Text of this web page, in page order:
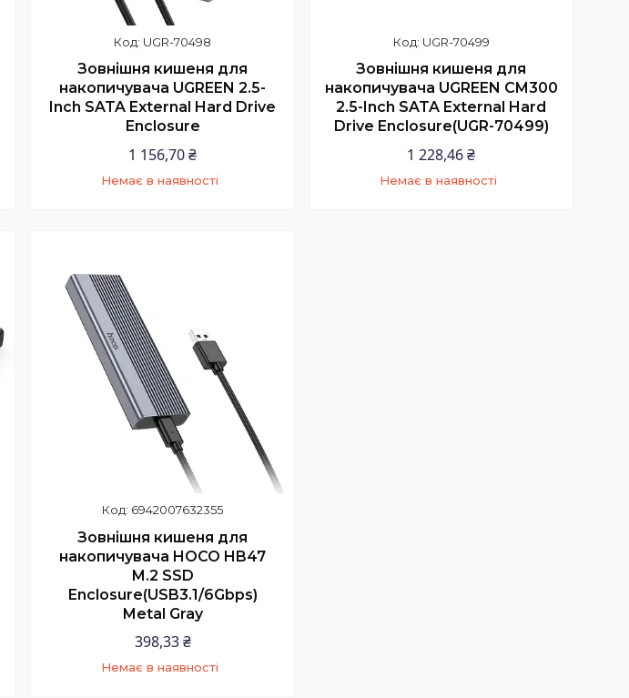
UGR-70498
Зовнішня кишеня для
накопичувача UGREEN 2.5-
Inch SATA External Hard Drive
Enclosure
1 156,70 ₴
Немає в наявності
UGR-70499
Зовнішня кишеня для
накопичувача UGREEN CM300
2.5-Inch SATA External Hard
Drive Enclosure(UGR-70499)
1 228,46 ₴
Немає в наявності
6942007632355
Зовнішня кишеня для
накопичувача HOCO HB47
M.2 SSD
Enclosure(USB3.1/6Gbps)
Metal Gray
398,33 ₴
Немає в наявності